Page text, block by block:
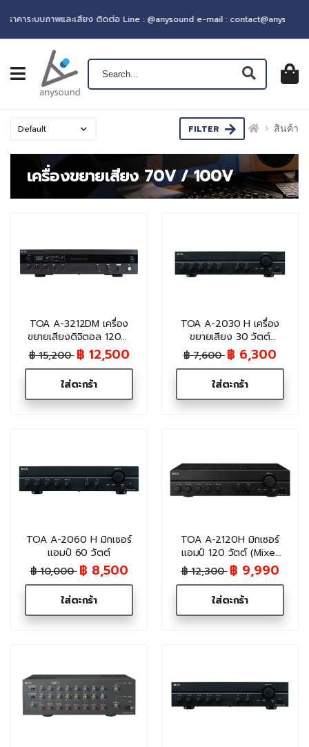
คาระบบภาพและเสียง ติดต่อ Line : @anysound e-mail : contact@anysound.co
เปิดเมนู ตะกร้
0฿
FILTER สินค้า
เครื่องขยายเสียง 70V / 100V
TOA A-3212DM เครื่อง
ขยายเสียงดิจิตอล 120W
(มี Bluetooth/MP3)
฿ 15,200 ฿ 12,500
ใส่ตะกร้า
TOA A-2030 H เครื่อง
ขยายเสียง 30 วัตต์
(Mixer Power Amplifier)
สำหรับระบบเสียงประกาศ
฿ 7,600฿ 6,300
ใส่ตะกร้า
TOA A-2060 H มิกเซอร์
แอมป์ 60 วัตต์
฿ 10,000 ฿ 8,500
ใส่ตะกร้า
TOA A-2120H มิกเซอร์
แอมป์ 120 วัตต์ (Mixer
Power Amplifier)
฿ 12,300 ฿ 9,990
ใส่ตะกร้า